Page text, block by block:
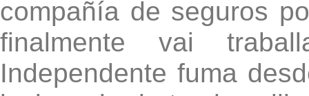
compañía de seguros
finalmente vai
Independente fuma